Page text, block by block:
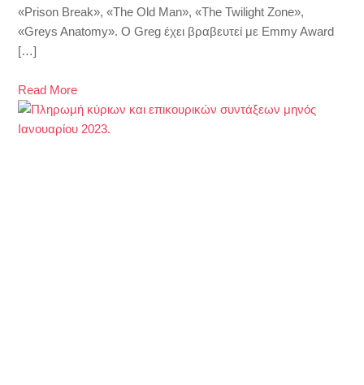
«Prison Break», «The Old Man», «The Twilight Zone»,
«Greys Anatomy». Ο Greg έχει βραβευτεί με Emmy Award
[…]
Read More